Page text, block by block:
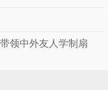
领中外友人学制扇